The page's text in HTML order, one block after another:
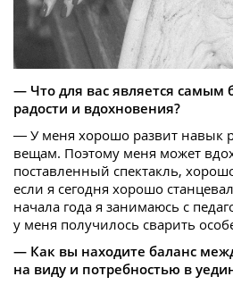
— Что для вас является
радости и вдохновения?
— У меня хорошо развит навык
вещам. Поэтому меня может
поставленный спектакль,
если я сегодня хорошо
начала года я занимаюсь с
у меня получилось сварить
— Как вы находите баланс
на виду и потребностью в